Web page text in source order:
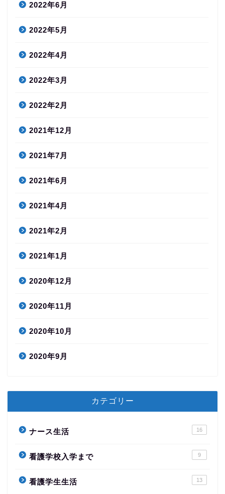
2022年6月
2022年5月
2022年4月
2022年3月
2022年2月
2021年12月
2021年7月
2021年6月
2021年4月
2021年2月
2021年1月
2020年12月
2020年11月
2020年10月
2020年9月
カテゴリー
ナース生活 16
看護学校入学まで 9
看護学生生活 13